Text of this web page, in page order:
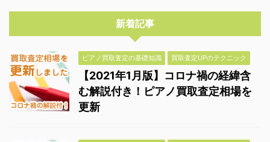
新着記事
ピアノ買取査定の基礎知識 買取査定UPのテクニック
【2021年1月版】コロナ禍の経緯含
む解説付き！ピアノ買取査定相場を
更新